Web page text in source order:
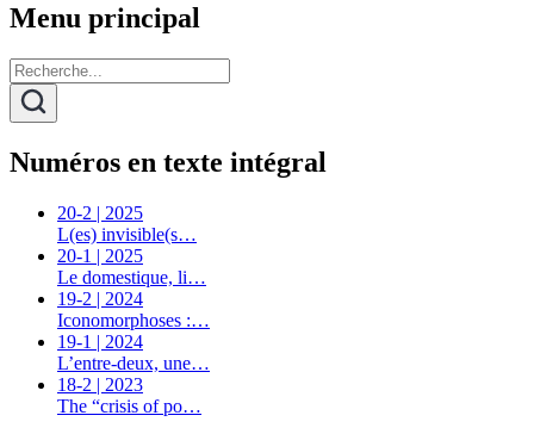
Menu principal
Numéros en texte intégral
20-2 | 2025
L(es) invisible(s…
20-1 | 2025
Le domestique, li…
19-2 | 2024
Iconomorphoses :…
19-1 | 2024
L’entre-deux, une…
18-2 | 2023
The “crisis of po…